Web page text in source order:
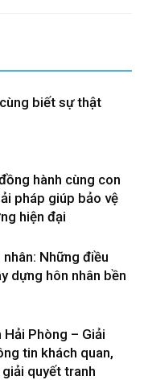
biết sự thật
hành cùng con
pháp giúp bảo vệ
hiện đại
Những điều
dựng hôn nhân bền
Phòng – Giải
tin khách quan,
quyết tranh